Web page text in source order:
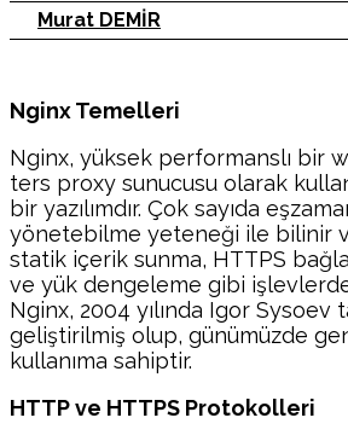
Murat DEMİR
Nginx Temelleri
Nginx, yüksek performanslı bir
ters proxy sunucusu olarak
bir yazılımdır. Çok sayıda
yönetebilme yeteneği ile bilinir
statik içerik sunma, HTTPS
ve yük dengeleme gibi
Nginx, 2004 yılında Igor Sysoev
geliştirilmiş olup, günümüzde
kullanıma sahiptir.
HTTP ve HTTPS Protokolleri